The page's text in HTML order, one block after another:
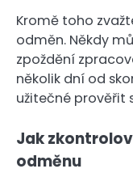
Kromě toho
odměn. Někdy
zpoždění
několik dní od
užitečné prověřit
Jak
odměnu